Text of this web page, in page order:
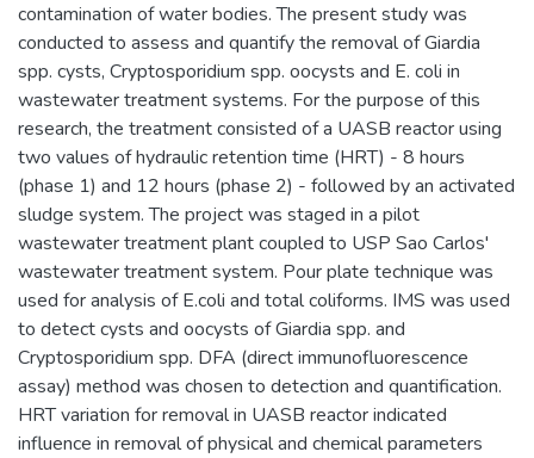
contamination of water bodies. The present study was
conducted to assess and quantify the removal of Giardia
spp. cysts, Cryptosporidium spp. oocysts and E. coli in
wastewater treatment systems. For the purpose of this
research, the treatment consisted of a UASB reactor using
two values of hydraulic retention time (HRT) - 8 hours
(phase 1) and 12 hours (phase 2) - followed by an activated
sludge system. The project was staged in a pilot
wastewater treatment plant coupled to USP Sao Carlos'
wastewater treatment system. Pour plate technique was
used for analysis of E.coli and total coliforms. IMS was used
to detect cysts and oocysts of Giardia spp. and
Cryptosporidium spp. DFA (direct immunofluorescence
assay) method was chosen to detection and quantification.
HRT variation for removal in UASB reactor indicated
influence in removal of physical and chemical parameters